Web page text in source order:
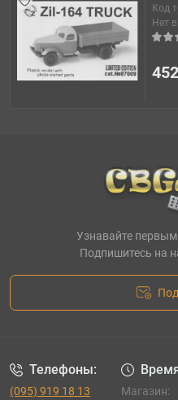
Код
Нет
Узнавайте
Подпишитесь на
Телефоны:
(095) 919 18 13
Магазин: